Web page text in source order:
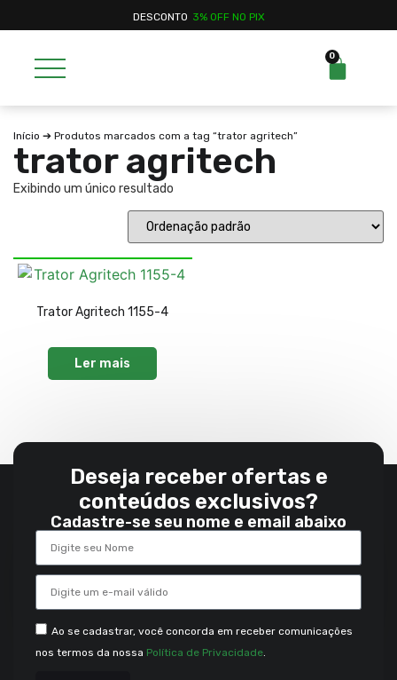
DESCONTO 3% OFF NO PIX
0
Início ➔ Produtos marcados com a tag “trator agritech”
trator agritech
Exibindo um único resultado
Trator Agritech 1155-4
Ler mais
Deseja receber ofertas e
conteúdos exclusivos?
Cadastre-se seu nome e email abaixo
Ao se cadastrar, você concorda em receber comunicações
nos termos da nossa Política de Privacidade